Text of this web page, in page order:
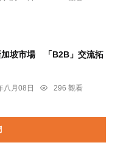
加坡市場 「B2B」交流拓
八月08日
296 觀看